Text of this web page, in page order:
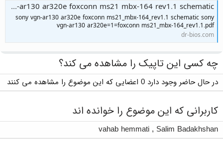
sony vgn-ar130 ar320e foxconn ms21 mbx-164 rev1.1 schematic
sony vgn-ar130 ar320e foxconn ms21_mbx-164_rev1.1 schematic sony
vgn-ar130 ar320e=1=foxconn ms21_mbx-164_rev1.1.pdf
dr-bios.com
چه کسی این تاپیک را مشاهده می کند؟
در حال حاضر وجود دارد 0 اعضایی که این موضوع را مشاهده می کنند
کاربرانی که این موضوع را خوانده اند
Salim Badakhshan
,
vahab hemmati